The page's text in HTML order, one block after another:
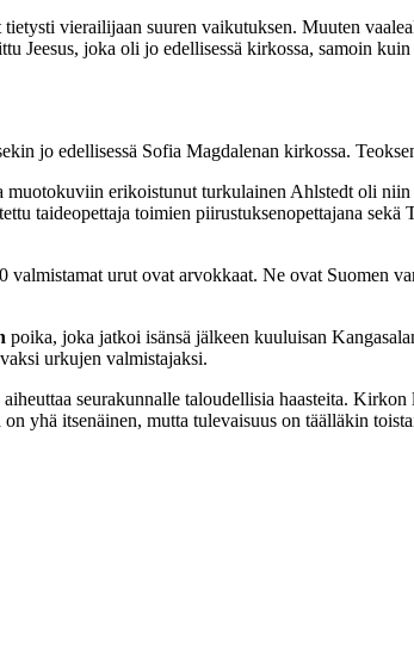
vierailijaan suuren vaikutuksen. Muuten
Jeesus, joka oli jo edellisessä kirkossa, samoin
jo edellisessä Sofia Magdalenan kirkossa.
erikoistunut turkulainen Ahlstedt oli
taideopettaja toimien piirustuksenopettajana
valmistamat urut ovat arvokkaat. Ne ovat Suomen
poika, joka jatkoi isänsä jälkeen kuuluisan
urkujen valmistajaksi.
seurakunnalle taloudellisia haasteita.
yhä itsenäinen, mutta tulevaisuus on täälläkin